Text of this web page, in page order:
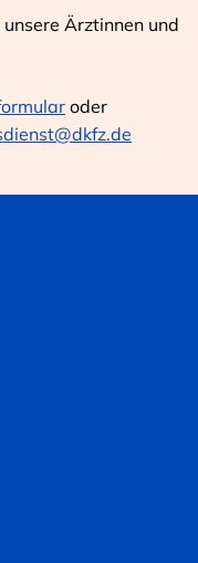
Ärztinnen und
oder